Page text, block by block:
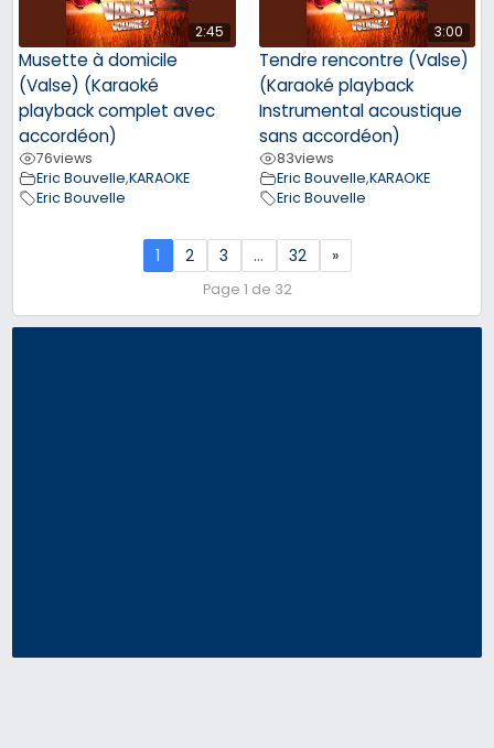
2:45
Musette à domicile
(Valse) (Karaoké
playback complet avec
accordéon)
76views
Eric Bouvelle,KARAOKE
Eric Bouvelle
3:00
Tendre rencontre (Valse)
(Karaoké playback
Instrumental acoustique
sans accordéon)
83views
Eric Bouvelle,KARAOKE
Eric Bouvelle
1 2 3 … 32 »
Page 1 de 32